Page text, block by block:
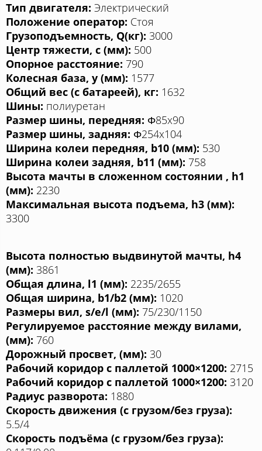
Тип двигателя: Электрический
Положение оператор: Стоя
Грузоподъемность, Q(кг): 3000
Центр тяжести, c (мм): 500
Опорное расстояние: 790
Колесная база, у (мм): 1577
Общий вес (с батареей), кг: 1632
Шины: полиуретан
Размер шины, передняя: Φ85x90
Размер шины, задняя: Φ254x104
Ширина колеи передняя, b10 (мм): 530
Ширина колеи задняя, b11 (мм): 758
Высота мачты в сложенном состоянии , h1
(мм): 2230
Максимальная высота подъема, h3 (мм):
3300
Высота полностью выдвинутой мачты, h4
(мм): 3861
Общая длина, l1 (мм): 2235/2655
Общая ширина, b1/b2 (мм): 1020
Размеры вил, s/e/l (мм): 75/230/1150
Регулируемое расстояние между вилами,
(мм): 760
Дорожный просвет, (мм): 30
Рабочий коридор с паллетой 1000×1200: 2715
Рабочий коридор с паллетой 1000×1200: 3120
Радиус разворота: 1880
Скорость движения (с грузом/без груза):
5.5/4
Скорость подъёма (с грузом/без груза):